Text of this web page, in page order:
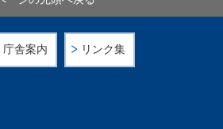
庁舎案内 リンク集